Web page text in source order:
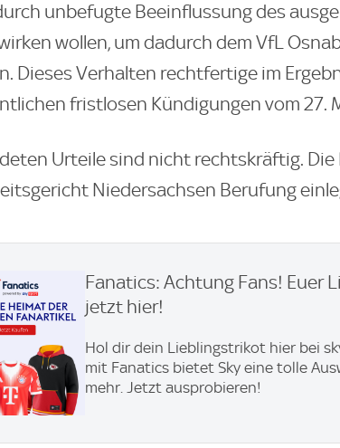
unbefugte Beeinflussung des
wollen, um dadurch dem VfL
Dieses Verhalten rechtfertige im
fristlosen Kündigungen vom 27.
Urteile sind nicht rechtskräftig. Die
Niedersachsen Berufung
Fanatics: Achtung Fans! Euer
jetzt hier!
Hol dir dein Lieblingstrikot hier bei
mit Fanatics bietet Sky eine tolle
mehr. Jetzt ausprobieren!